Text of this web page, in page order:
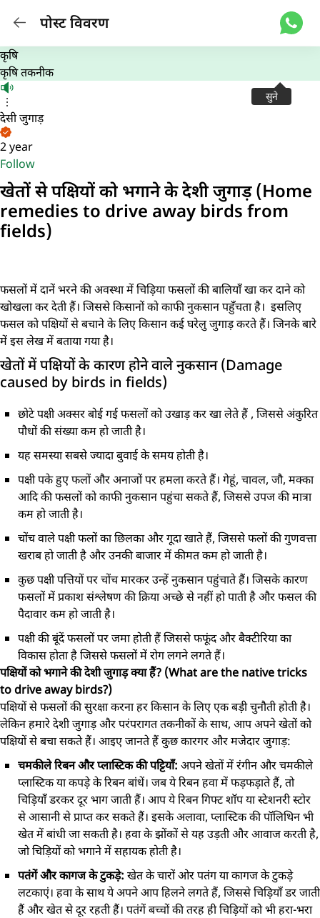
पोस्ट विवरण
सुने
कृषि
कृषि तकनीक
देसी जुगाड़
2 year
Follow
खेतों से पक्षियों को भगाने के देशी जुगाड़ (Home
remedies to drive away birds from
fields)
फसलों में दानें भरने की अवस्था में चिड़िया फसलों की बालियाँ खा कर दाने को
खोखला कर देती हैं। जिससे किसानों को काफी नुकसान पहुँचता है। इसलिए
फसल को पक्षियों से बचाने के लिए किसान कई घरेलु जुगाड़ करते हैं। जिनके बारे
में इस लेख में बताया गया है।
खेतों में पक्षियों के कारण होने वाले नुकसान (Damage
caused by birds in fields)
छोटे पक्षी अक्सर बोई गई फसलों को उखाड़ कर खा लेते हैं , जिससे अंकुरित
पौधों की संख्या कम हो जाती है।
यह समस्या सबसे ज्यादा बुवाई के समय होती है।
पक्षी पके हुए फलों और अनाजों पर हमला करते हैं। गेहूं, चावल, जौ, मक्का
आदि की फसलों को काफी नुकसान पहुंचा सकते हैं, जिससे उपज की मात्रा
कम हो जाती है।
चोंच वाले पक्षी फलों का छिलका और गूदा खाते हैं, जिससे फलों की गुणवत्ता
खराब हो जाती है और उनकी बाजार में कीमत कम हो जाती है।
कुछ पक्षी पत्तियों पर चोंच मारकर उन्हें नुकसान पहुंचाते हैं। जिसके कारण
फसलों में प्रकाश संश्लेषण की क्रिया अच्छे से नहीं हो पाती है और फसल की
पैदावार कम हो जाती है।
पक्षी की बूंदें फसलों पर जमा होती हैं जिससे फफूंद और बैक्टीरिया का
विकास होता है जिससे फसलों में रोग लगने लगते हैं।
पक्षियों को भगाने की देशी जुगाड़ क्या हैं? (What are the native tricks
to drive away birds?)
पक्षियों से फसलों की सुरक्षा करना हर किसान के लिए एक बड़ी चुनौती होती है।
लेकिन हमारे देशी जुगाड़ और परंपरागत तकनीकों के साथ, आप अपने खेतों को
पक्षियों से बचा सकते हैं। आइए जानते हैं कुछ कारगर और मजेदार जुगाड़:
चमकीले रिबन और प्लास्टिक की पट्टियाँ: अपने खेतों में रंगीन और चमकीले
प्लास्टिक या कपड़े के रिबन बांधें। जब ये रिबन हवा में फड़फड़ाते हैं, तो
चिड़ियाँ डरकर दूर भाग जाती हैं। आप ये रिबन गिफ्ट शॉप या स्टेशनरी स्टोर
से आसानी से प्राप्त कर सकते हैं। इसके अलावा, प्लास्टिक की पॉलिथिन भी
खेत में बांधी जा सकती है। हवा के झोंकों से यह उड़ती और आवाज करती है,
जो चिड़ियों को भगाने में सहायक होती है।
पतंगें और कागज के टुकड़े: खेत के चारों ओर पतंग या कागज के टुकड़े
लटकाएं। हवा के साथ ये अपने आप हिलने लगते हैं, जिससे चिड़ियाँ डर जाती
हैं और खेत से दूर रहती हैं। पतंगें बच्चों की तरह ही चिड़ियों को भी हरा-भरा